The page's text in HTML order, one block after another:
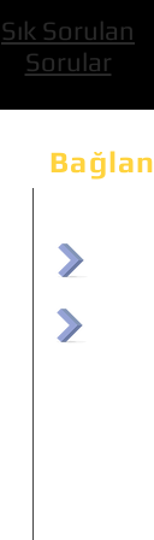
Sık Sorulan
Sorular